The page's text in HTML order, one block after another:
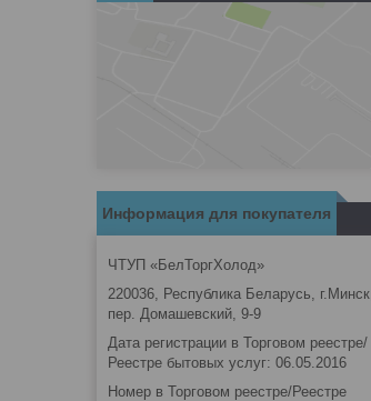
Информация для покупателя
ЧТУП «БелТоргХолод»
220036, Республика Беларусь, г.Минск,
пер. Домашевский, 9-9
Дата регистрации в Торговом реестре/
Реестре бытовых услуг: 06.05.2016
Номер в Торговом реестре/Реестре